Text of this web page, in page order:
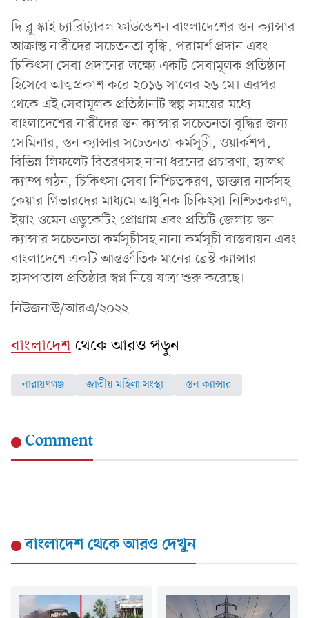
দি ব্লু স্কাই চ্যারিট্যাবল ফাউন্ডেশন বাংলাদেশের স্তন ক্যান্সার
আক্রান্ত নারীদের সচেতনতা বৃদ্ধি, পরামর্শ প্রদান এবং
চিকিৎসা সেবা প্রদানের লক্ষ্যে একটি সেবামূলক প্রতিষ্ঠান
হিসেবে আত্মপ্রকাশ করে ২০১৬ সালের ২৬ মে। এরপর
থেকে এই সেবামূলক প্রতিষ্ঠানটি স্বল্প সময়ের মধ্যে
বাংলাদেশের নারীদের স্তন ক্যান্সার সচেতনতা বৃদ্ধির জন্য
সেমিনার, স্তন ক্যান্সার সচেতনতা কর্মসূচী, ওয়ার্কশপ,
বিভিন্ন লিফলেট বিতরণসহ নানা ধরনের প্রচারণা, হ্যালথ
ক্যাম্প গঠন, চিকিৎসা সেবা নিশ্চিতকরণ, ডাক্তার নার্সসহ
কেয়ার গিভারদের মাধ্যমে আধুনিক চিকিৎসা নিশ্চিতকরণ,
ইয়াং ওমেন এডুকেটিং প্রোগ্রাম এবং প্রতিটি জেলায় স্তন
ক্যান্সার সচেতনতা কর্মসূচীসহ নানা কর্মসূচী বাস্তবায়ন এবং
বাংলাদেশে একটি আন্তর্জাতিক মানের ব্রেস্ট ক্যান্সার
হাসপাতাল প্রতিষ্ঠার স্বপ্ন নিয়ে যাত্রা শুরু করেছে।
নিউজনাউ/আরএ/২০২২
বাংলাদেশথেকে আরও পড়ুন
নারায়ণগঞ্জ জাতীয় মহিলা সংস্থা স্তন ক্যান্সার
Comment
বাংলাদেশথেকে আরও দেখুন